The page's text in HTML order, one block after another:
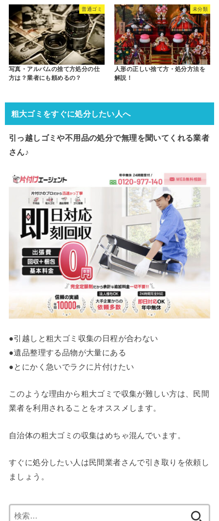
普通ゴミ
写真・アルバムの捨て方処分の仕
方は？業者にも頼めるの？
未分類
人形の正しい捨て方・処分方法を
解説！
粗大ゴミをすぐに処分したい人へ
引っ越しゴミや不用品の処分で無理を聞いてくれる業者
さん♪
●引越しと粗大ゴミ収集の日程が合わない
●遺品整理する品物が大量にある
●とにかく急いでラクに片付けたい
このような理由から粗大ゴミで収集が難しい方は、民間
業者を利用されることをオススメします。
自治体の粗大ゴミの収集はめちゃ混んでいます。
すぐに処分したい人は民間業者さんで引き取りを依頼し
ましょう。